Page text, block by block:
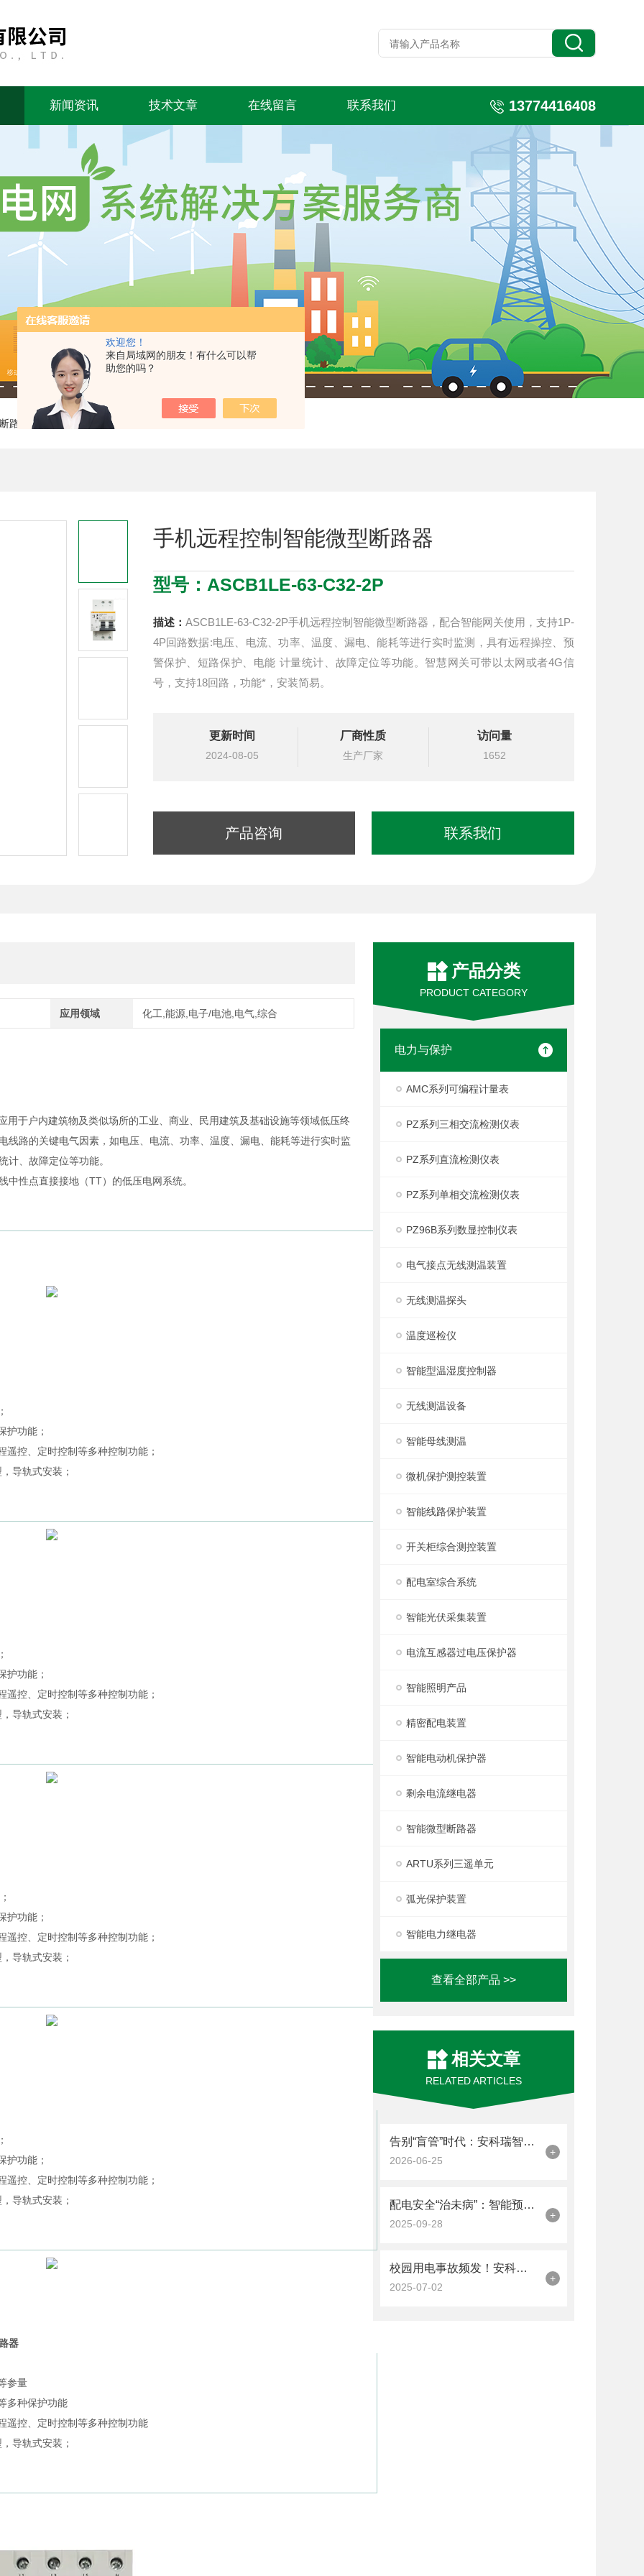
欢迎您！
来自局域网的朋友！有什么可以帮
助您的吗？
新闻资讯 技术文章 在线留言 联系我们 13774416408
路器 > ASCB1LE-63-C32-2P手机远程控制智能微型断路器
手机远程控制智能微型断路器
型号：ASCB1LE-63-C32-2P
描述： ASCB1LE-63-C32-2P手机远程控制智能微型断路器，配合智能网关使用，支持1P-
4P回路数据:电压、电流、功率、温度、漏电、能耗等进行实时监测，具有远程操控、预
警保护、短路保护、电能 计量统计、故障定位等功能。智慧网关可带以太网或者4G信
号，支持18回路，功能*，安装简易。
更新时间
2024-08-05
厂商性质
生产厂家
访问量
1652
产品咨询 联系我们
产品分类
PRODUCT CATEGORY
电力与保护
AMC系列可编程计量表
PZ系列三相交流检测仪表
PZ系列直流检测仪表
PZ系列单相交流检测仪表
PZ96B系列数显控制仪表
电气接点无线测温装置
无线测温探头
温度巡检仪
智能型温湿度控制器
无线测温设备
智能母线测温
微机保护测控装置
智能线路保护装置
开关柜综合测控装置
配电室综合系统
智能光伏采集装置
电流互感器过电压保护器
智能照明产品
精密配电装置
智能电动机保护器
剩余电流继电器
智能微型断路器
ARTU系列三遥单元
弧光保护装置
智能电力继电器
查看全部产品 >>
相关文章
RELATED ARTICLES
告别“盲管”时代：安科瑞智能微断+云平台，让每一度电都尽在掌控
2026-06-25
+
配电安全“治未病”：智能预警如何重构电气运维新范式
2025-09-28
+
校园用电事故频发！安科瑞智慧用电平台为学校筑起安全防线
2025-07-02
+
应用领域 化工,能源,电子/电池,电气,综合
用于户内建筑物及类似场所的工业、商业、民用建筑及基础设施等领域低压终
线路的关键电气因素，如电压、电流、功率、温度、漏电、能耗等进行实时监
计、故障定位等功能。
性点直接接地（TT）的低压电网系统。
护功能；
控、定时控制等多种控制功能；
导轨式安装；
护功能；
控、定时控制等多种控制功能；
导轨式安装；
护功能；
控、定时控制等多种控制功能；
导轨式安装；
护功能；
控、定时控制等多种控制功能；
导轨式安装；
器
参量
多种保护功能
遥控、定时控制等多种控制功能
导轨式安装；